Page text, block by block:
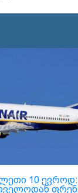
10 ევროდ: